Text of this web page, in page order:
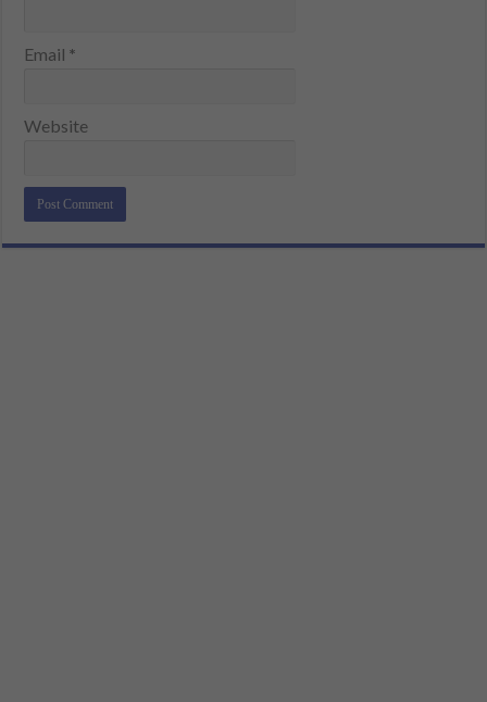
Email *
Website
Alternative: